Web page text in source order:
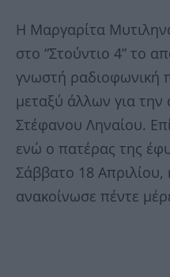
Η Μαργαρίτα
στο “Στούντιο 4” το
γνωστή ραδιοφωνική
μεταξύ άλλων για
Στέφανου Ληναίου.
ενώ ο πατέρας της
Σάββατο 18 Απριλίου,
ανακοίνωσε πέντε